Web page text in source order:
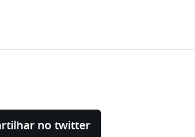
no twitter